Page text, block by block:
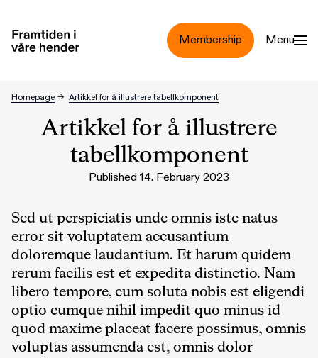
Membership Menu
Homepage → Artikkel for å illustrere tabellkomponent
Artikkel for å illustrere
tabellkomponent
Published 14. February 2023
Sed ut perspiciatis unde omnis iste natus
error sit voluptatem accusantium
doloremque laudantium. Et harum quidem
rerum facilis est et expedita distinctio. Nam
libero tempore, cum soluta nobis est eligendi
optio cumque nihil impedit quo minus id
quod maxime placeat facere possimus, omnis
voluptas assumenda est, omnis dolor